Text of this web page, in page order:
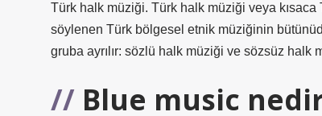
Türk halk müziği. Türk halk müziği veya
söylenen Türk bölgesel etnik müziğinin
gruba ayrılır: sözlü halk müziği ve sözsüz halk
Blue music